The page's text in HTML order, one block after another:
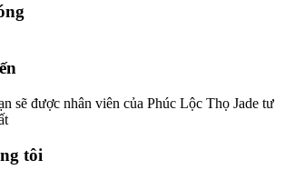
sẽ được nhân viên của Phúc Lộc Thọ Jade tư
tôi